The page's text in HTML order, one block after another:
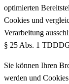
optimierten
Cookies und
Verarbeitung
§ 25 Abs. 1
Sie können Ihren
werden und